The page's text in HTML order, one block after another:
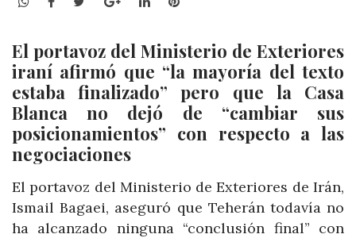
El portavoz del Ministerio de Exteriores
iraní afirmó que “la mayoría del texto
estaba finalizado” pero que la Casa
Blanca no dejó de “cambiar sus
posicionamientos” con respecto a las
negociaciones
El portavoz del Ministerio de Exteriores de Irán,
Ismail Bagaei, aseguró que Teherán todavía no
ha alcanzado ninguna “conclusión final” con